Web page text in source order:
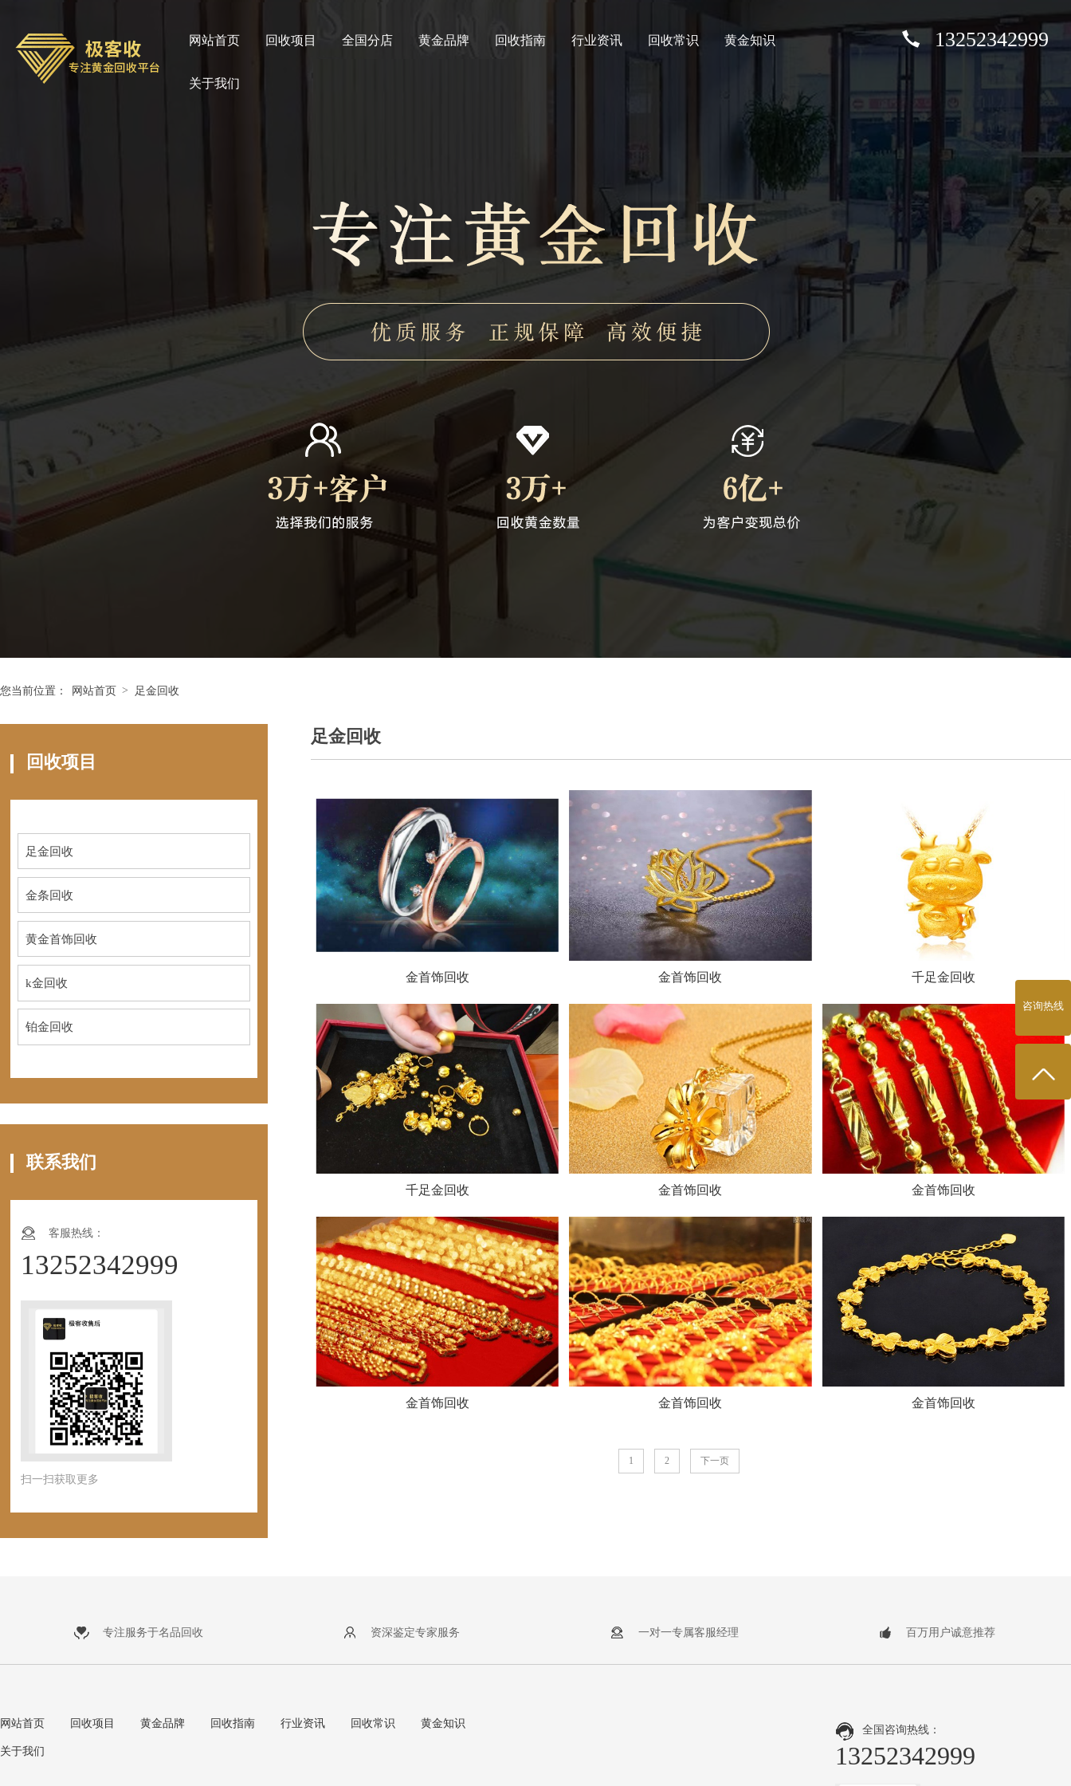
网站首页 回收项目 全国分店 黄金品牌 回收指南 行业资讯 回收常识 黄金知识
关于我们
13252342999
您当前位置： 网站首页 > 足金回收
回收项目
足金回收
金条回收
黄金首饰回收
k金回收
铂金回收
联系我们
客服热线：
13252342999
扫一扫获取更多
足金回收
金首饰回收 金首饰回收 千足金回收
千足金回收 金首饰回收 金首饰回收
金首饰回收 金首饰回收 金首饰回收
1 2 下一页
专注服务于名品回收 资深鉴定专家服务 一对一专属客服经理 百万用户诚意推荐
网站首页 回收项目 黄金品牌 回收指南 行业资讯 回收常识 黄金知识
关于我们
全国咨询热线：
13252342999
咨询热线